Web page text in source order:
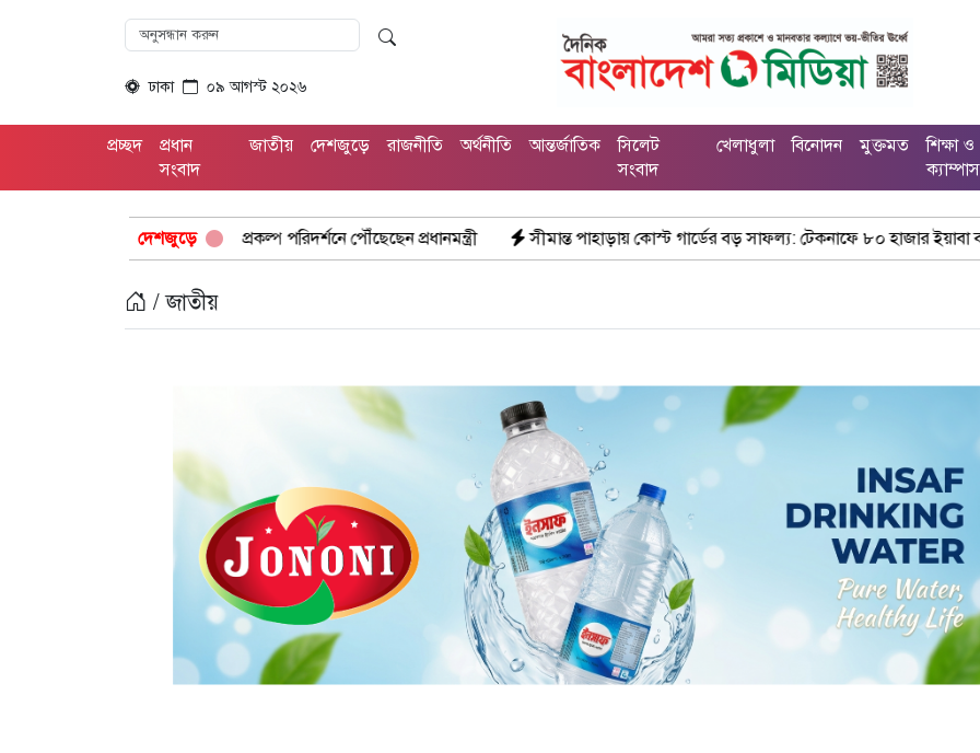
ঢাকা ০৯ আগস্ট ২০২৬
প্রচ্ছদ
প্রধান
সংবাদ
জাতীয় দেশজুড়ে রাজনীতি অর্থনীতি আন্তর্জাতিক
সিলেট
সংবাদ
খেলাধুলা বিনোদন মুক্তমত
শিক্ষা ও
ক্যাম্পাস
দেশজুড়ে
বিদ্যুৎ প্রকল্প পরিদর্শনে পৌঁছেছেন প্রধানমন্ত্রী সীমান্ত পাহাড়ায় কোস্ট গার্ডের বড় সাফল্য: টেকনাফে ৮০ হাজার ইয়াবা বাজেয়াপ্ত
/ জাতীয়